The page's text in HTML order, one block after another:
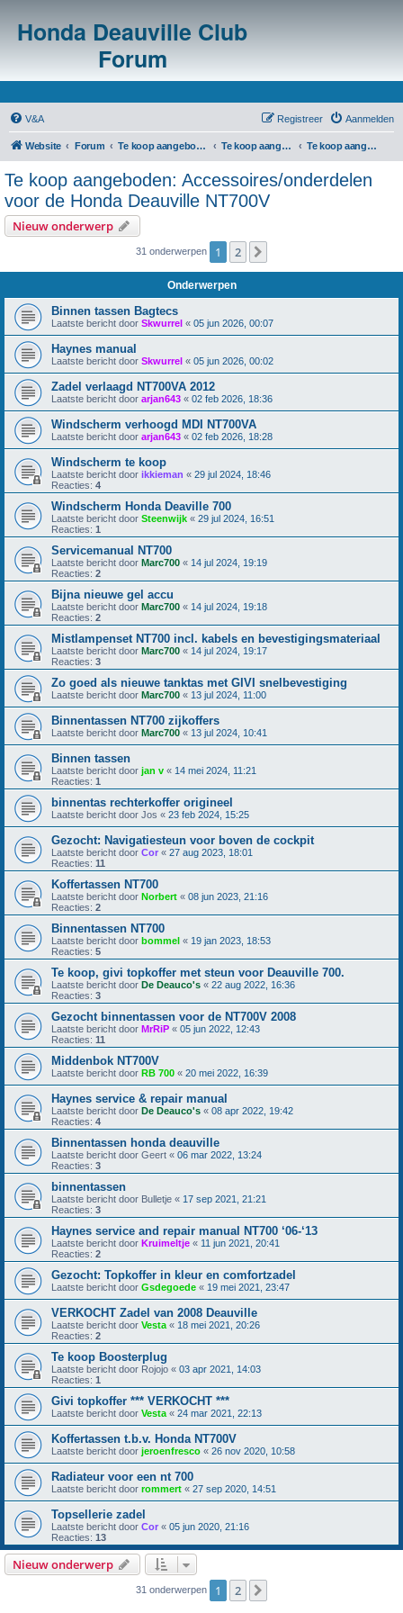
Honda Deauville Club
Forum
V&A Aanmelden
Registreer
Website Forum Te koop aangeboden/te koop gevraagd Te koop aangeboden: m.b.t. Honda Deauville NT700V Te koop aangeboden: Accessoires/onderdelen voor de Honda Deauville NT700V
Te koop aangeboden: Accessoires/onderdelen
voor de Honda Deauville NT700V
Nieuw onderwerp
31 onderwerpen 1 2
Onderwerpen
Binnen tassen Bagtecs
Laatste bericht door Skwurrel « 05 jun 2026, 00:07
Haynes manual
Laatste bericht door Skwurrel « 05 jun 2026, 00:02
Zadel verlaagd NT700VA 2012
Laatste bericht door arjan643 « 02 feb 2026, 18:36
Windscherm verhoogd MDI NT700VA
Laatste bericht door arjan643 « 02 feb 2026, 18:28
Windscherm te koop
Laatste bericht door ikkieman « 29 jul 2024, 18:46
Reacties: 4
Windscherm Honda Deaville 700
Laatste bericht door Steenwijk « 29 jul 2024, 16:51
Reacties: 1
Servicemanual NT700
Laatste bericht door Marc700 « 14 jul 2024, 19:19
Reacties: 2
Bijna nieuwe gel accu
Laatste bericht door Marc700 « 14 jul 2024, 19:18
Reacties: 2
Mistlampenset NT700 incl. kabels en bevestigingsmateriaal
Laatste bericht door Marc700 « 14 jul 2024, 19:17
Reacties: 3
Zo goed als nieuwe tanktas met GIVI snelbevestiging
Laatste bericht door Marc700 « 13 jul 2024, 11:00
Binnentassen NT700 zijkoffers
Laatste bericht door Marc700 « 13 jul 2024, 10:41
Binnen tassen
Laatste bericht door jan v « 14 mei 2024, 11:21
Reacties: 1
binnentas rechterkoffer origineel
Laatste bericht door Jos « 23 feb 2024, 15:25
Gezocht: Navigatiesteun voor boven de cockpit
Laatste bericht door Cor « 27 aug 2023, 18:01
Reacties: 11
Koffertassen NT700
Laatste bericht door Norbert « 08 jun 2023, 21:16
Reacties: 2
Binnentassen NT700
Laatste bericht door bommel « 19 jan 2023, 18:53
Reacties: 5
Te koop, givi topkoffer met steun voor Deauville 700.
Laatste bericht door De Deauco's « 22 aug 2022, 16:36
Reacties: 3
Gezocht binnentassen voor de NT700V 2008
Laatste bericht door MrRiP « 05 jun 2022, 12:43
Reacties: 11
Middenbok NT700V
Laatste bericht door RB 700 « 20 mei 2022, 16:39
Haynes service & repair manual
Laatste bericht door De Deauco's « 08 apr 2022, 19:42
Reacties: 4
Binnentassen honda deauville
Laatste bericht door Geert « 06 mar 2022, 13:24
Reacties: 3
binnentassen
Laatste bericht door Bulletje « 17 sep 2021, 21:21
Reacties: 3
Haynes service and repair manual NT700 ‘06-‘13
Laatste bericht door Kruimeltje « 11 jun 2021, 20:41
Reacties: 2
Gezocht: Topkoffer in kleur en comfortzadel
Laatste bericht door Gsdegoede « 19 mei 2021, 23:47
VERKOCHT Zadel van 2008 Deauville
Laatste bericht door Vesta « 18 mei 2021, 20:26
Reacties: 2
Te koop Boosterplug
Laatste bericht door Rojojo « 03 apr 2021, 14:03
Reacties: 1
Givi topkoffer *** VERKOCHT ***
Laatste bericht door Vesta « 24 mar 2021, 22:13
Koffertassen t.b.v. Honda NT700V
Laatste bericht door jeroenfresco « 26 nov 2020, 10:58
Radiateur voor een nt 700
Laatste bericht door rommert « 27 sep 2020, 14:51
Topsellerie zadel
Laatste bericht door Cor « 05 jun 2020, 21:16
Reacties: 13
Nieuw onderwerp
31 onderwerpen 1 2